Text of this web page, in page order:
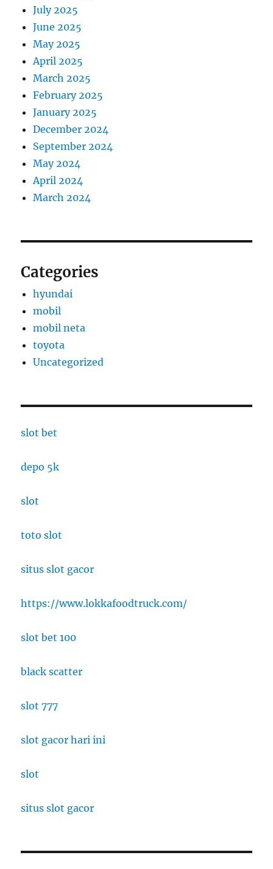
July 2025
June 2025
May 2025
April 2025
March 2025
February 2025
January 2025
December 2024
September 2024
May 2024
April 2024
March 2024
Categories
hyundai
mobil
mobil neta
toyota
Uncategorized
slot bet
depo 5k
slot
toto slot
situs slot gacor
https://www.lokkafoodtruck.com/
slot bet 100
black scatter
slot 777
slot gacor hari ini
slot
situs slot gacor